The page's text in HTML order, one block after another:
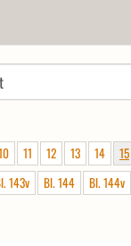
11 12 13 14
15
143v Bl. 144
Bl. 144v